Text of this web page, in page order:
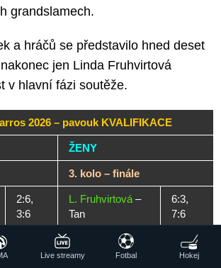
grandslamech.
a hráčů se představilo hned deset
jen Linda Fruhvirtová
v hlavní fázi soutěže.
2026 – pavouk KVALIFIKACE
ŽENY
3. kolo – finále
2:6,
3:6
L. Fruhvirtová –
Tan
6:3,
7:6
2. kolo
Live streamy Fotbal Hokej